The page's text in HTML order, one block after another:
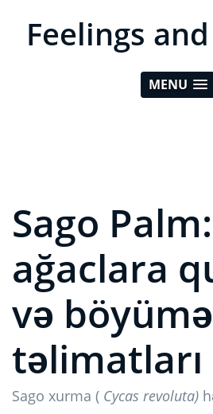
Feelings
MENU
Sago Palm:
ağaclara
və böyümə
təlimatları
Sago xurma ( Cycas revoluta)